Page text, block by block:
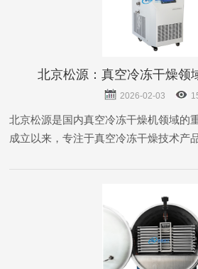
北京松源：真空冷冻干燥领
2026-02-03
北京松源是国内真空冷冻干燥机领域的
成立以来，专注于真空冷冻干燥技术产